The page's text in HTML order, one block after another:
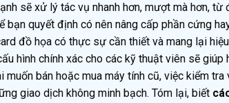
sẽ xử lý tác vụ nhanh hơn, mượt mà hơn, từ
quyết định có nên nâng cấp phần cứng
đồ họa có thực sự cần thiết và mang lại
hình chính xác cho các kỹ thuật viên sẽ giúp
bán hoặc mua máy tính cũ, việc kiểm tra
giao dịch không minh bạch. Tóm lại, biết